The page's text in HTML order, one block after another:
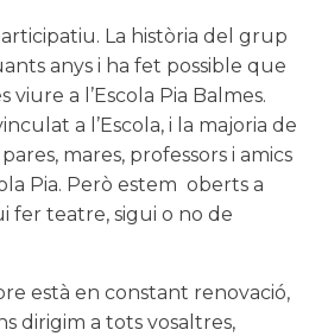
La història del grup
anys i ha fet possible que
a l’Escola Pia Balmes.
a l’Escola, i la majoria de
mares, professors i amics
Pia. Però estem oberts a
teatre, sigui o no de
està en constant renovació,
dirigim a tots vosaltres,